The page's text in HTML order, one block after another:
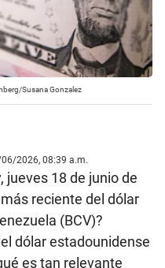
Susana Gonzalez
2026, 08:39 a.m.
jueves 18 de junio de
reciente del dólar
(BCV)?
dólar estadounidense
es tan relevante